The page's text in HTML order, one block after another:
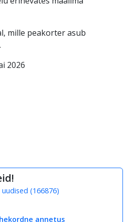
mille peakorter asub
2026
(166876)
annetus